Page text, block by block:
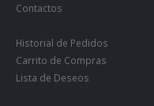
Contactos
Historial de Pedidos
Carrito de Compras
Lista de Deseos